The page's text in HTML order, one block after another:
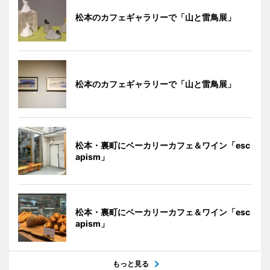
松本のカフェギャラリーで「山と雷鳥展」
松本のカフェギャラリーで「山と雷鳥展」
松本・裏町にベーカリーカフェ＆ワイン「esc
apism」
松本・裏町にベーカリーカフェ＆ワイン「esc
apism」
もっと見る